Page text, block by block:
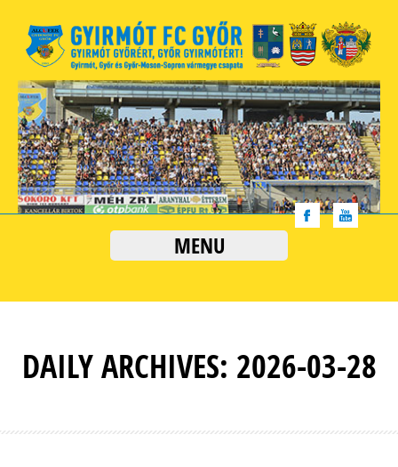
MENU
DAILY ARCHIVES: 2026-03-28